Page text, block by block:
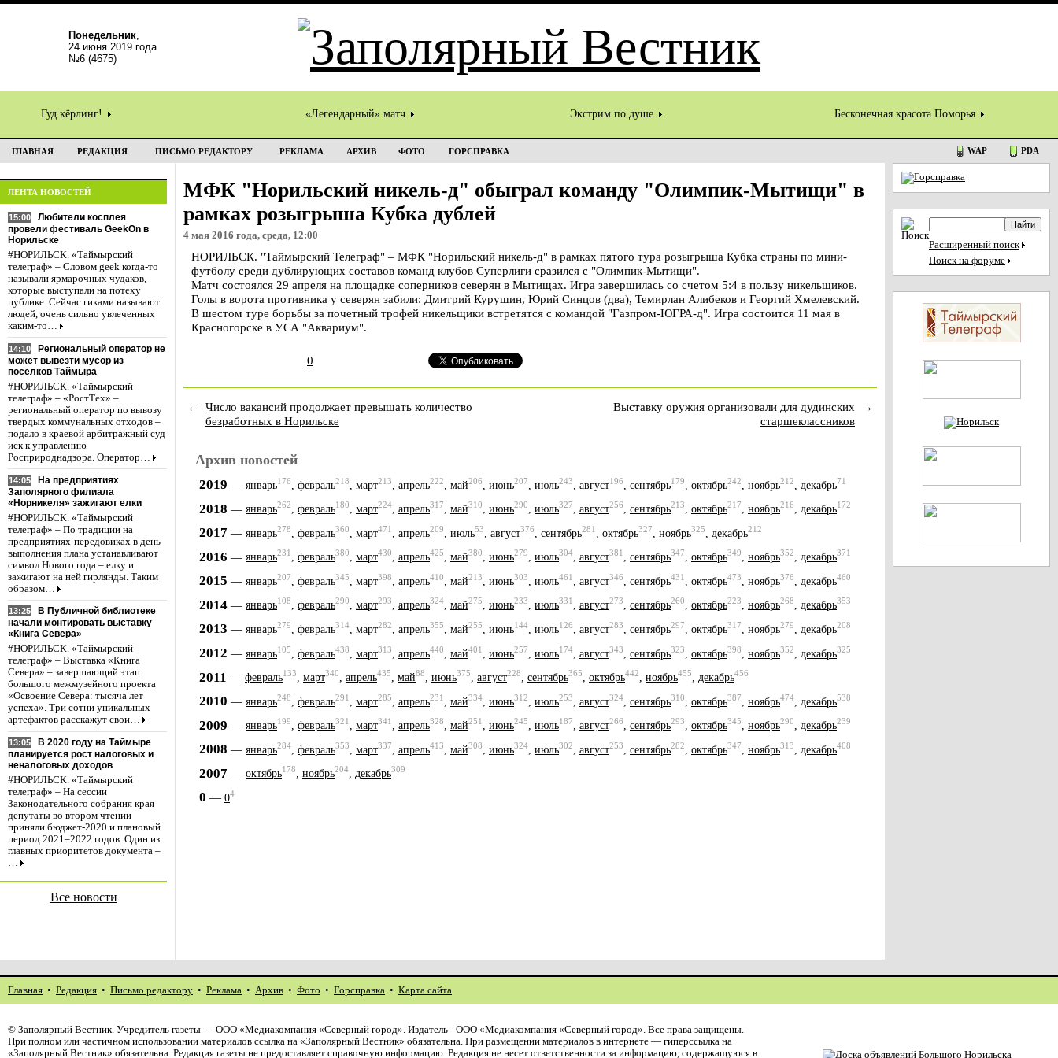
Понедельник,
24 июня 2019 года
№6 (4675)
Гуд кёрлинг! «Легендарный» матч Экстрим по душе Бесконечная красота Поморья
ГЛАВНАЯ РЕДАКЦИЯ ПИСЬМО РЕДАКТОРУ РЕКЛАМА АРХИВ ФОТО ГОРСПРАВКА WAP PDA
ЛЕНТА НОВОСТЕЙ
15:00
Любители косплея
провели фестиваль GeekOn в
Норильске
#НОРИЛЬСК. «Таймырский
телеграф» – Словом geek когда-то
называли ярмарочных чудаков,
которые выступали на потеху
публике. Сейчас гиками называют
людей, очень сильно увлеченных
каким-то…
14:10
Региональный оператор не
может вывезти мусор из
поселков Таймыра
#НОРИЛЬСК. «Таймырский
телеграф» – «РостТех» –
региональный оператор по вывозу
твердых коммунальных отходов –
подало в краевой арбитражный суд
иск к управлению
Росприроднадзора. Оператор…
14:05
На предприятиях
Заполярного филиала
«Норникеля» зажигают елки
#НОРИЛЬСК. «Таймырский
телеграф» – По традиции на
предприятиях-передовиках в день
выполнения плана устанавливают
символ Нового года – елку и
зажигают на ней гирлянды. Таким
образом…
13:25
В Публичной библиотеке
начали монтировать выставку
«Книга Севера»
#НОРИЛЬСК. «Таймырский
телеграф» – Выставка «Книга
Севера» – завершающий этап
большого межмузейного проекта
«Освоение Севера: тысяча лет
успеха». Три сотни уникальных
артефактов расскажут свои…
13:05
В 2020 году на Таймыре
планируется рост налоговых и
неналоговых доходов
#НОРИЛЬСК. «Таймырский
телеграф» – На сессии
Законодательного собрания края
депутаты во втором чтении
приняли бюджет-2020 и плановый
период 2021–2022 годов. Один из
главных приоритетов документа –
…
Все новости
МФК "Норильский никель-д" обыграл команду "Олимпик-Мытищи" в
рамках розыгрыша Кубка дублей
4 мая 2016 года, среда, 12:00
НОРИЛЬСК. "Таймырский Телеграф" – МФК "Норильский никель-д" в рамках пятого тура розыгрыша Кубка страны по мини-
футболу среди дублирующих составов команд клубов Суперлиги сразился с "Олимпик-Мытищи".
Матч состоялся 29 апреля на площадке соперников северян в Мытищах. Игра завершилась со счетом 5:4 в пользу никельщиков.
Голы в ворота противника у северян забили: Дмитрий Курушин, Юрий Синцов (два), Темирлан Алибеков и Георгий Хмелевский.
В шестом туре борьбы за почетный трофей никельщики встретятся с командой "Газпром-ЮГРА-д". Игра состоится 11 мая в
Красногорске в УСА "Аквариум".
0
←
Число вакансий продолжает превышать количество
безработных в Норильске
Выставку оружия организовали для дудинских
старшеклассников
→
Архив новостей
2019 — январь176 февраль218 март213 апрель222 май206 июнь207 июль243 август196 сентябрь179 октябрь242 ноябрь212 декабрь71
2018 — январь262, февраль180, март224, апрель317, май310, июнь290, июль327, август256, сентябрь213, октябрь217, ноябрь216, декабрь172
2017 — январь278 февраль360 март471 апрель209 июль53 август376 сентябрь281 октябрь327 ноябрь325 декабрь212
2016 — январь231, февраль380, март430, апрель425, май380, июнь279, июль304, август381, сентябрь347, октябрь349, ноябрь352, декабрь371
2015 — январь207 февраль345 март398 апрель410 май213 июнь303 июль461 август346 сентябрь431 октябрь473 ноябрь376 декабрь460
2014 — январь108, февраль290, март293, апрель324, май275, июнь233, июль331, август273, сентябрь260, октябрь223, ноябрь268, декабрь353
2013 — январь279 февраль314 март282 апрель355 май255 июнь144 июль126 август283 сентябрь297 октябрь317 ноябрь279 декабрь208
2012 — январь105 февраль438 март313 апрель440 май401 июнь257 июль174 август343 сентябрь323 октябрь398 ноябрь352 декабрь325
2011 — февраль133, март340, апрель435, май88, июнь375, август228, сентябрь365, октябрь442, ноябрь455, декабрь456
2010 — январь248 февраль291 март285 апрель231 май334 июнь312 июль253 август324 сентябрь310 октябрь387 ноябрь474 декабрь538
2009 — январь199, февраль321, март341, апрель328, май251, июнь245, июль187, август266, сентябрь293, октябрь345, ноябрь290, декабрь239
2008 — январь284 февраль353 март337 апрель413 май308 июнь324 июль302 август253 сентябрь282 октябрь347 ноябрь313 декабрь408
2007 — октябрь178, ноябрь204, декабрь309
0 — 04
Расширенный поиск
Поиск на форуме
Главная • Редакция • Письмо редактору • Реклама • Архив • Фото • Горсправка • Карта сайта
© Заполярный Вестник. Учредитель газеты — ООО «Медиакомпания «Северный город». Издатель - ООО «Медиакомпания «Северный город». Все права защищены.
При полном или частичном использовании материалов ссылка на «Заполярный Вестник» обязательна. При размещении материалов в интернете — гиперссылка на
«Заполярный Вестник» обязательна. Редакция газеты не предоставляет справочную информацию. Редакция не несет ответственности за информацию, содержащуюся в